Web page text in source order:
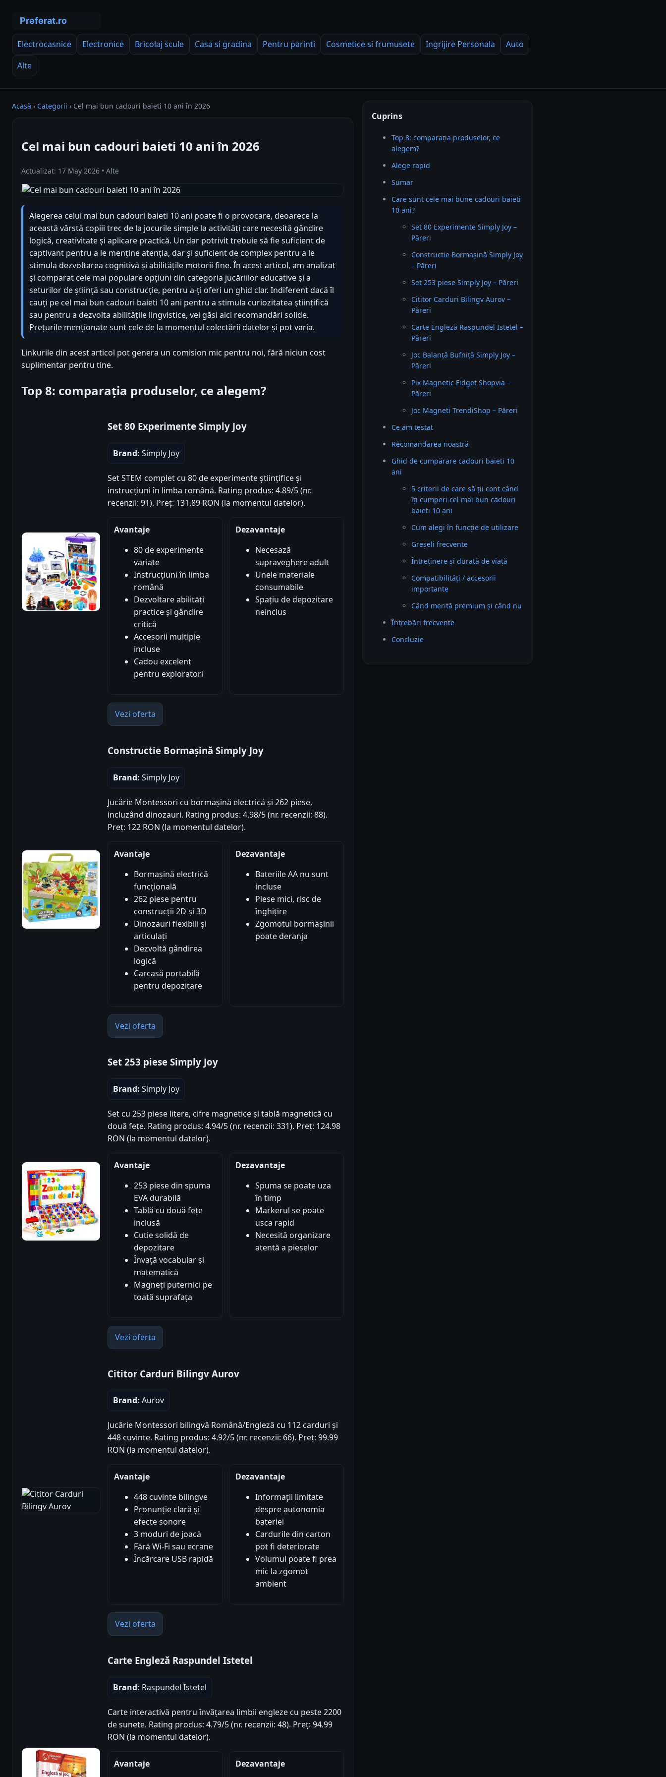
Electrocasnice Electronice Bricolaj scule Casa si gradina Pentru parinti Cosmetice si frumusete Ingrijire Personala
Auto
Alte
Acasă › Categorii › Cel mai bun cadouri baieti 10 ani în 2026
Cel mai bun cadouri baieti 10 ani în 2026
Actualizat: 17 May 2026 • Alte
Alegerea celui mai bun cadouri baieti 10 ani poate fi o provocare, deoarece la
această vârstă copiii trec de la jocurile simple la activități care necesită gândire
logică, creativitate și aplicare practică. Un dar potrivit trebuie să fie suficient de
captivant pentru a le menține atenția, dar și suficient de complex pentru a le
stimula dezvoltarea cognitivă și abilitățile motorii fine. În acest articol, am analizat
și comparat cele mai populare opțiuni din categoria jucăriilor educative și a
seturilor de știință sau construcție, pentru a-ți oferi un ghid clar. Indiferent dacă îl
cauți pe cel mai bun cadouri baieti 10 ani pentru a stimula curiozitatea științifică
sau pentru a dezvolta abilitățile lingvistice, vei găsi aici recomandări solide.
Prețurile menționate sunt cele de la momentul colectării datelor și pot varia.
Linkurile din acest articol pot genera un comision mic pentru noi, fără niciun cost
suplimentar pentru tine.
Top 8: comparația produselor, ce alegem?
Set 80 Experimente Simply Joy
Brand: Simply Joy
Set STEM complet cu 80 de experimente științifice și
instrucțiuni în limba română. Rating produs: 4.89/5 (nr.
recenzii: 91). Preț: 131.89 RON (la momentul datelor).
Avantaje
80 de experimente
variate
Instrucțiuni în limba
română
Dezvoltare abilități
practice și gândire
critică
Accesorii multiple
incluse
Cadou excelent
pentru exploratori
Dezavantaje
Necesază
supraveghere adult
Unele materiale
consumabile
Spațiu de depozitare
neinclus
Vezi oferta
Constructie Bormașină Simply Joy
Brand: Simply Joy
Jucărie Montessori cu bormașină electrică și 262 piese,
incluzând dinozauri. Rating produs: 4.98/5 (nr. recenzii: 88).
Preț: 122 RON (la momentul datelor).
Avantaje
Bormașină electrică
funcțională
262 piese pentru
construcții 2D și 3D
Dinozauri flexibili și
articulați
Dezvoltă gândirea
logică
Carcasă portabilă
pentru depozitare
Dezavantaje
Bateriile AA nu sunt
incluse
Piese mici, risc de
înghițire
Zgomotul bormașinii
poate deranja
Vezi oferta
Set 253 piese Simply Joy
Brand: Simply Joy
Set cu 253 piese litere, cifre magnetice și tablă magnetică cu
două fețe. Rating produs: 4.94/5 (nr. recenzii: 331). Preț: 124.98
RON (la momentul datelor).
Avantaje
253 piese din spuma
EVA durabilă
Tablă cu două fețe
inclusă
Cutie solidă de
depozitare
Învață vocabular și
matematică
Magneți puternici pe
toată suprafața
Dezavantaje
Spuma se poate uza
în timp
Markerul se poate
usca rapid
Necesită organizare
atentă a pieselor
Vezi oferta
Cititor Carduri Bilingv Aurov
Brand: Aurov
Jucărie Montessori bilingvă Română/Engleză cu 112 carduri și
448 cuvinte. Rating produs: 4.92/5 (nr. recenzii: 66). Preț: 99.99
RON (la momentul datelor).
Avantaje
448 cuvinte bilingve
Pronunție clară și
efecte sonore
3 moduri de joacă
Fără Wi-Fi sau ecrane
Încărcare USB rapidă
Dezavantaje
Informații limitate
despre autonomia
bateriei
Cardurile din carton
pot fi deteriorate
Volumul poate fi prea
mic la zgomot
ambient
Vezi oferta
Carte Engleză Raspundel Istetel
Brand: Raspundel Istetel
Carte interactivă pentru învățarea limbii engleze cu peste 2200
de sunete. Rating produs: 4.79/5 (nr. recenzii: 48). Preț: 94.99
RON (la momentul datelor).
Avantaje Dezavantaje
Cuprins
Top 8: comparația produselor, ce
alegem?
Alege rapid
Sumar
Care sunt cele mai bune cadouri baieti
10 ani?
Set 80 Experimente Simply Joy –
Păreri
Constructie Bormașină Simply Joy
– Păreri
Set 253 piese Simply Joy – Păreri
Cititor Carduri Bilingv Aurov –
Păreri
Carte Engleză Raspundel Istetel –
Păreri
Joc Balanță Bufniță Simply Joy –
Păreri
Pix Magnetic Fidget Shopvia –
Păreri
Joc Magneti TrendiShop – Păreri
Ce am testat
Recomandarea noastră
Ghid de cumpărare cadouri baieti 10
ani
5 criterii de care să ții cont când
îți cumperi cel mai bun cadouri
baieti 10 ani
Cum alegi în funcție de utilizare
Greșeli frecvente
Întreținere și durată de viață
Compatibilități / accesorii
importante
Când merită premium și când nu
Întrebări frecvente
Concluzie